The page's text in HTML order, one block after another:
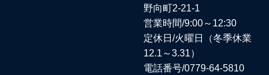
野向町2-21-1
営業時間/9:00～12:30
定休日/火曜日（冬季休業
12.1～3.31）
電話番号/0779-64-5810